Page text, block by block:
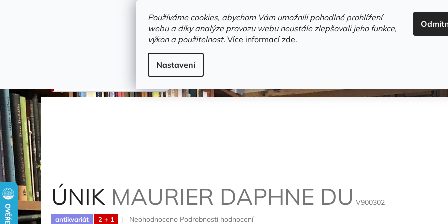
Používáme cookies, abychom Vám umožnili pohodlné prohlížení
webu a díky analýze provozu webu neustále zlepšovali jeho funkce,
výkon a použitelnost. Více informacízde.
Nastavení
HLEDAT
Novinky Trvalky a bestsellery
Maurier Daphne du
ÚNIK MAURIER DAPHNE DU V900302
antikvariát 2 + 1
Průměrné
Neohodnoceno Podrobnosti hodnocení